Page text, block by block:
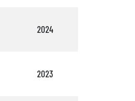
2024
2023